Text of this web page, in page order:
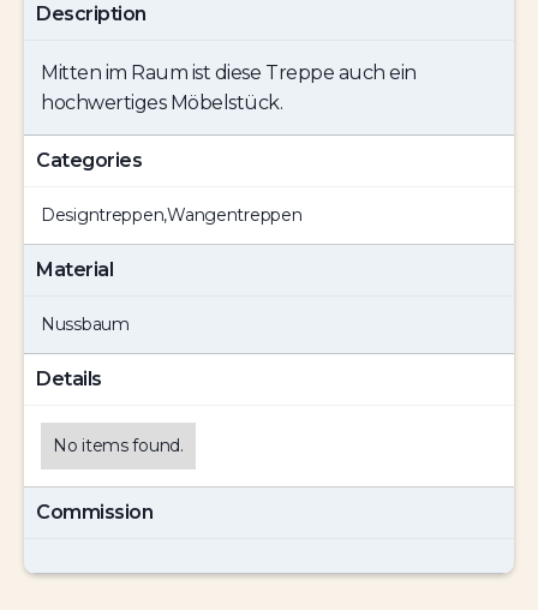
Description
Mitten im Raum ist diese Treppe auch ein
hochwertiges Möbelstück.
Categories
Designtreppen,Wangentreppen
Material
Nussbaum
Details
No items found.
Commission